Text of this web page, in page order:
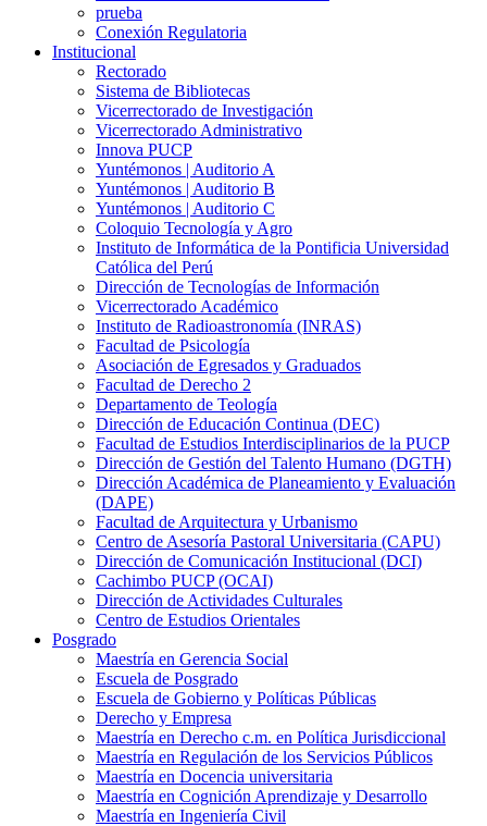
prueba
Conexión Regulatoria
Institucional
Rectorado
Sistema de Bibliotecas
Vicerrectorado de Investigación
Vicerrectorado Administrativo
Innova PUCP
Yuntémonos | Auditorio A
Yuntémonos | Auditorio B
Yuntémonos | Auditorio C
Coloquio Tecnología y Agro
Instituto de Informática de la Pontificia Universidad
Católica del Perú
Dirección de Tecnologías de Información
Vicerrectorado Académico
Instituto de Radioastronomía (INRAS)
Facultad de Psicología
Asociación de Egresados y Graduados
Facultad de Derecho 2
Departamento de Teología
Dirección de Educación Continua (DEC)
Facultad de Estudios Interdisciplinarios de la PUCP
Dirección de Gestión del Talento Humano (DGTH)
Dirección Académica de Planeamiento y Evaluación
(DAPE)
Facultad de Arquitectura y Urbanismo
Centro de Asesoría Pastoral Universitaria (CAPU)
Dirección de Comunicación Institucional (DCI)
Cachimbo PUCP (OCAI)
Dirección de Actividades Culturales
Centro de Estudios Orientales
Posgrado
Maestría en Gerencia Social
Escuela de Posgrado
Escuela de Gobierno y Políticas Públicas
Derecho y Empresa
Maestría en Derecho c.m. en Política Jurisdiccional
Maestría en Regulación de los Servicios Públicos
Maestría en Docencia universitaria
Maestría en Cognición Aprendizaje y Desarrollo
Maestría en Ingeniería Civil